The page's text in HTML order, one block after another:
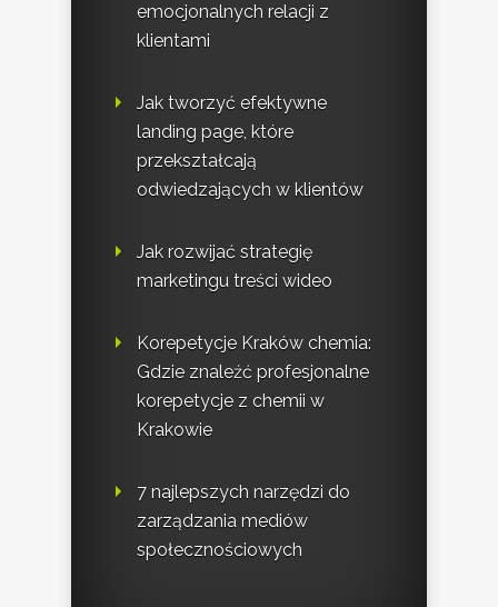
emocjonalnych relacji z
klientami
Jak tworzyć efektywne
landing page, które
przekształcają
odwiedzających w klientów
Jak rozwijać strategię
marketingu treści wideo
Korepetycje Kraków chemia:
Gdzie znaleźć profesjonalne
korepetycje z chemii w
Krakowie
7 najlepszych narzędzi do
zarządzania mediów
społecznościowych